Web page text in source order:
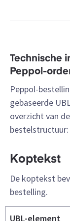
Technische
Peppol-
Peppol-
gebaseerde
overzicht van
bestelstructuur:
Koptekst
De koptekst
bestelling.
UBL-element